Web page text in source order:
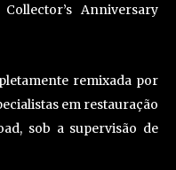
Anniversary
remixada por
em restauração
sob a supervisão de